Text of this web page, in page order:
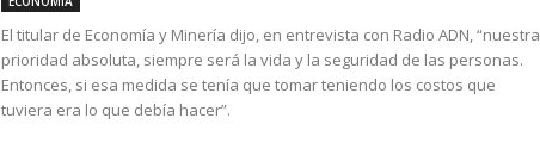
El titular de Economía y Minería dijo, en entrevista con Radio ADN, “nuestra
prioridad absoluta, siempre será la vida y la seguridad de las personas.
Entonces, si esa medida se tenía que tomar teniendo los costos que
tuviera era lo que debía hacer”.